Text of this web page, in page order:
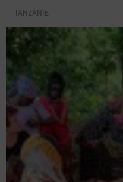
TANZANIE